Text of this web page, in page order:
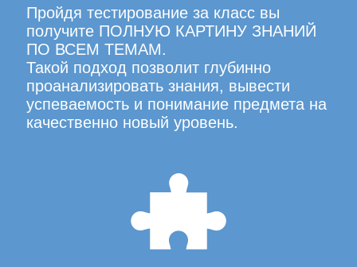
Пройдя тестирование за класс вы
получите ПОЛНУЮ КАРТИНУ ЗНАНИЙ
ПО ВСЕМ ТЕМАМ.
Такой подход позволит глубинно
проанализировать знания, вывести
успеваемость и понимание предмета на
качественно новый уровень.